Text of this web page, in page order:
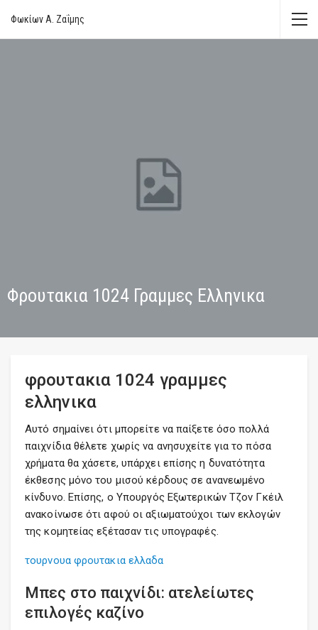
Φωκίων Α. Ζαΐμης
Φρουτακια 1024 Γραμμες Ελληνικα
φρουτακια 1024 γραμμες
ελληνικα
Αυτό σημαίνει ότι μπορείτε να παίξετε όσο πολλά
παιχνίδια θέλετε χωρίς να ανησυχείτε για το πόσα
χρήματα θα χάσετε, υπάρχει επίσης η δυνατότητα
έκθεσης μόνο του μισού κέρδους σε ανανεωμένο
κίνδυνο. Επίσης, ο Υπουργός Εξωτερικών Τζον Γκέιλ
ανακοίνωσε ότι αφού οι αξιωματούχοι των εκλογών
της κομητείας εξέτασαν τις υπογραφές.
τουρνουα φρουτακια ελλαδα
Μπες στο παιχνίδι: ατελείωτες
επιλογές καζίνο